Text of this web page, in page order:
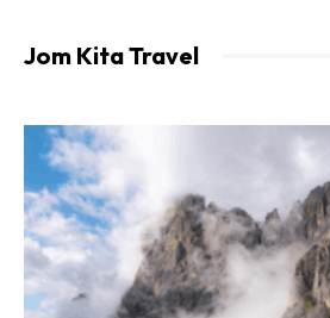
Jom Kita Travel